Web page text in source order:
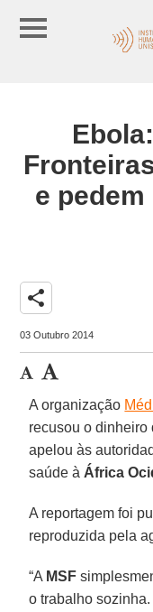
e
share
03 Outubro 2014
A organização
recusou o
apelou às
saúde à África
A reportagem foi
reproduzida pela
“A MSF
o trabalho